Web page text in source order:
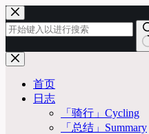
跳
至
内
容
无
首页
日志
「骑行」Cycling
「总结」Summary